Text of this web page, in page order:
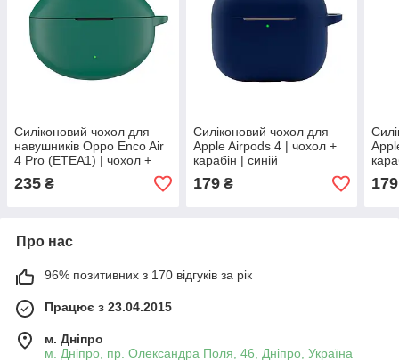
Силіконовий чохол для
навушників Oppo Enco Air
4 Pro (ETEA1) | чохол +
карабін | зелений
235 ₴
Силіконовий чохол для
Apple Airpods 4 | чохол +
карабін | синій
179₴ 179
Про нас
96% позитивних з 170 відгуків за рік
Працює з 23.04.2015
м. Дніпро
м. Дніпро, пр. Олександра Поля, 46, Дніпро, Україна